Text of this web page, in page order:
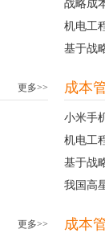
战略成
机电工
基于战
更多>> 成本
小米手
机电工
基于战
我国高
更多>> 成本